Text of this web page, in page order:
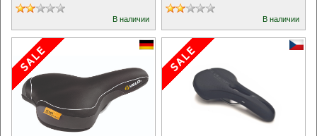
В наличии В наличии